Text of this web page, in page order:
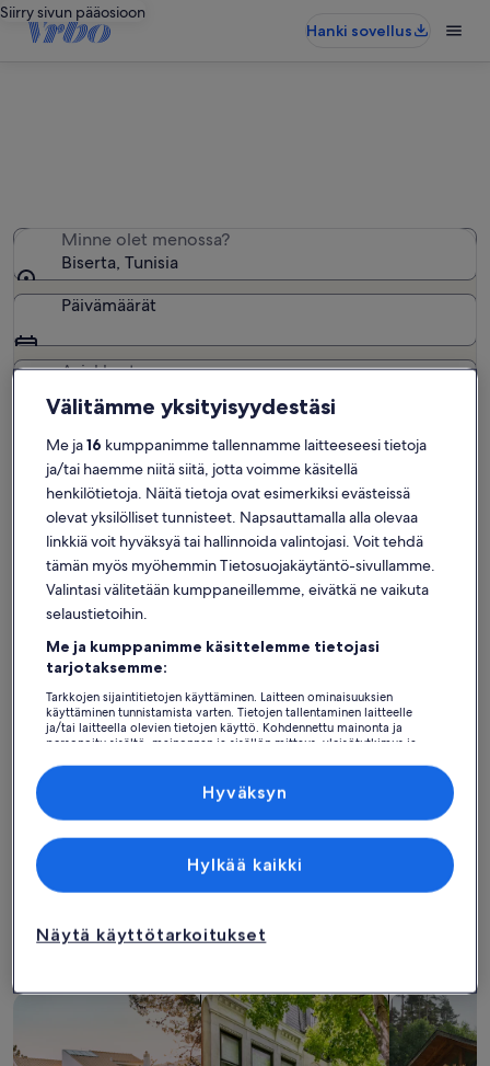
Siirry sivun pääosioon
Hanki sovellus
Minne olet menossa?
Biserta, Tunisia
Päivämäärät
Asiakkaat
2 asiakasta
Hae
Tunisia Mökit: Biserta
Biserta: Suositut kaupungit
Bizerte
Bizerte
Bizerte
Raf Raf
Raf Raf
Löydä tyyliisi sopivia majoituspaikkoja
Hae taloja Hae huoneistoja/asuntojahae mökkejä
Välitämme yksityisyydestäsi
Me ja16 kumppanimme tallennamme laitteeseesi tietoja
ja/tai haemme niitä siitä, jotta voimme käsitellä
henkilötietoja. Näitä tietoja ovat esimerkiksi evästeissä
olevat yksilölliset tunnisteet. Napsauttamalla alla olevaa
linkkiä voit hyväksyä tai hallinnoida valintojasi. Voit tehdä
tämän myös myöhemmin Tietosuojakäytäntö-sivullamme.
Valintasi välitetään kumppaneillemme, eivätkä ne vaikuta
selaustietoihin.
Me ja kumppanimme käsittelemme tietojasi
tarjotaksemme:
Tarkkojen sijaintitietojen käyttäminen. Laitteen ominaisuuksien
käyttäminen tunnistamista varten. Tietojen tallentaminen laitteelle
ja/tai laitteella olevien tietojen käyttö. Kohdennettu mainonta ja
personoitu sisältö, mainonnan ja sisällön mittaus, yleisötutkimus ja
Kumppanien (toimittajien) luettelo
Näytä käyttötarkoitukset
Hylkää kaikki
Hyväksyn